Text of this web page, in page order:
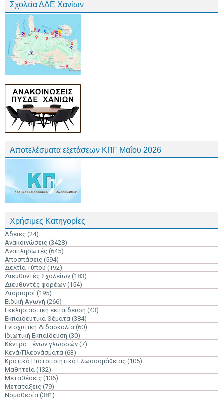
Σχολεία ΔΔΕ Χανίων
Αποτελέσματα εξετάσεων ΚΠΓ Μαΐου 2026
Χρήσιμες Κατηγορίες
Άδειες (24)
Ανακοινώσεις (3428)
Αναπληρωτές (645)
Αποσπάσεις (594)
Δελτία Τύπου (192)
Διευθυντές Σχολείων (183)
Διευθυντές φορέων (154)
Διορισμοί (195)
Ειδική Αγωγή (266)
Εκκλησιαστική εκπαίδευση (43)
Εκπαιδευτικά Θέματα (384)
Ενισχυτική Διδασκαλία (60)
Ιδιωτική Εκπαίδευση (30)
Κέντρα Ξένων γλωσσών (7)
Κενά/Πλεονάσματα (63)
Κρατικό Πιστοποιητικό Γλωσσομάθειας (105)
Μαθητεία (132)
Μεταθέσεις (136)
Μετατάξεις (79)
Νομοθεσία (381)